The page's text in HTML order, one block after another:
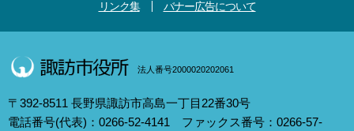
リンク集
バナー広告について
法人番号2000020202061
〒392-8511 長野県諏訪市高島一丁目22番30号
電話番号(代表)：0266-52-4141 ファックス番号：0266-57-